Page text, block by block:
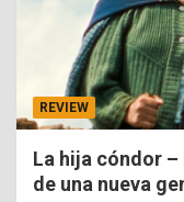
REVIEW
La hija cóndor –
de una nueva